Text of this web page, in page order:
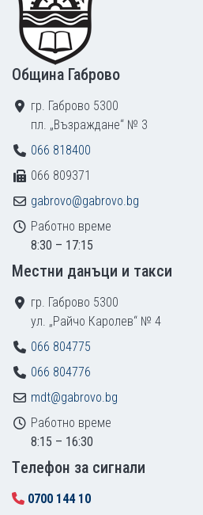
Община Габрово
гр. Габрово 5300
пл. „Възраждане“ № 3
066 818400
066 809371
gabrovo@gabrovo.bg
Работно време
8:30 – 17:15
Местни данъци и такси
гр. Габрово 5300
ул. „Райчо Каролев“ № 4
066 804775
066 804776
mdt@gabrovo.bg
Работно време
8:15 – 16:30
Tелефон за сигнали
0700 144 10